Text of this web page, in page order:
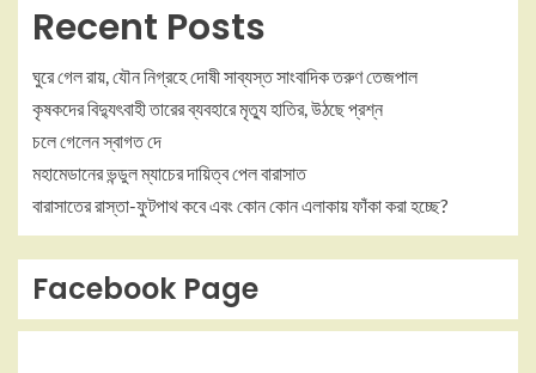
Recent Posts
ঘুরে গেল রায়, যৌন নিগ্রহে দোষী সাব্যস্ত সাংবাদিক তরুণ তেজপাল
কৃষকদের বিদ্যুৎবাহী তারের ব্যবহারে মৃত্যু হাতির, উঠছে প্রশ্ন
চলে গেলেন স্বাগত দে
মহামেডানের ভন্ডুল ম্যাচের দায়িত্ব পেল বারাসাত
বারাসাতের রাস্তা-ফুটপাথ কবে এবং কোন কোন এলাকায় ফাঁকা করা হচ্ছে?
Facebook Page